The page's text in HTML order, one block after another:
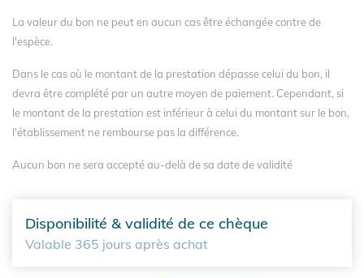
La valeur du bon ne peut en aucun cas être échangée contre de
l'espèce.
Dans le cas où le montant de la prestation dépasse celui du bon, il
devra être complété par un autre moyen de paiement. Cependant, si
le montant de la prestation est inférieur à celui du montant sur le bon,
l'établissement ne rembourse pas la différence.
Aucun bon ne sera accepté au-delà de sa date de validité
Disponibilité & validité de ce chèque
Valable 365 jours après achat